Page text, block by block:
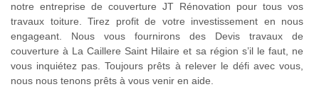
notre entreprise de couverture JT Rénovation pour tous vos
travaux toiture. Tirez profit de votre investissement en nous
engageant. Nous vous fournirons des Devis travaux de
couverture à La Caillere Saint Hilaire et sa région s’il le faut, ne
vous inquiétez pas. Toujours prêts à relever le défi avec vous,
nous nous tenons prêts à vous venir en aide.